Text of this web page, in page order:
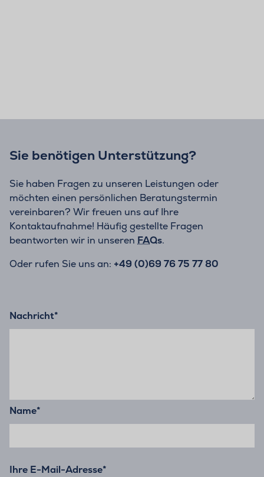
Sie benötigen Unterstützung?
Sie haben Fragen zu unseren Leistungen oder
möchten einen persönlichen Beratungstermin
vereinbaren? Wir freuen uns auf Ihre
Kontaktaufnahme! Häufig gestellte Fragen
beantworten wir in unseren FAQs.
Oder rufen Sie uns an: +49 (0)69 76 75 77 80
Nachricht*
Name*
Ihre E-Mail-Adresse*